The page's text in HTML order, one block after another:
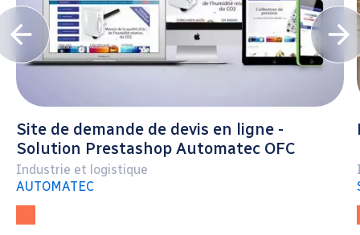
Site de demande de devis en ligne -
Solution Prestashop Automatec OFC
Industrie et logistique
AUTOMATEC